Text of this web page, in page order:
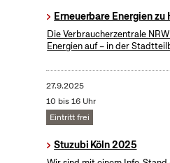
Erneuerbare Energien zu
Die Verbraucherzentrale
Energien auf – in der
27.9.2025
10 bis 16 Uhr
Eintritt frei
Stuzubi Köln 2025